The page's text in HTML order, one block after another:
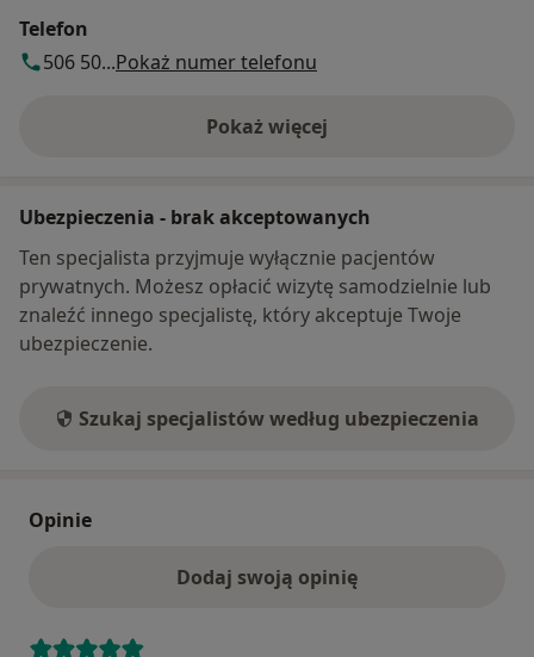
Telefon
506 50...Pokaż numer telefonu
Pokaż więcej
o adresie
Ubezpieczenia - brak akceptowanych
Ten specjalista przyjmuje wyłącznie pacjentów
prywatnych. Możesz opłacić wizytę samodzielnie lub
znaleźć innego specjalistę, który akceptuje Twoje
ubezpieczenie.
Szukaj specjalistów według ubezpieczenia
Opinie
Dodaj swoją opinię